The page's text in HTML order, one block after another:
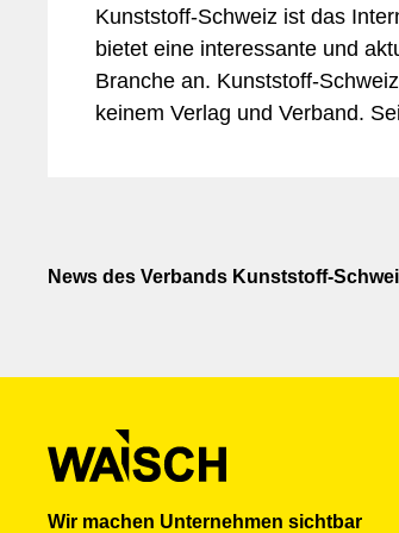
Kunststoff-Schweiz ist das
bietet eine interessante und
Branche an. Kunststoff-
keinem Verlag und Verband.
News des Verbands Kunststoff-
Wir machen Unternehmen sichtbar